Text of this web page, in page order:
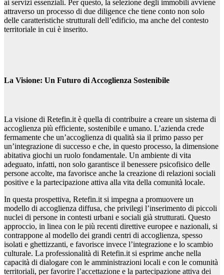
ai servizi essenziali. Per questo, la selezione degli immobili avviene
attraverso un processo di due diligence che tiene conto non solo
delle caratteristiche strutturali dell’edificio, ma anche del contesto
territoriale in cui è inserito.
La Visione: Un Futuro di Accoglienza Sostenibile
La visione di Retefin.it è quella di contribuire a creare un sistema di
accoglienza più efficiente, sostenibile e umano. L’azienda crede
fermamente che un’accoglienza di qualità sia il primo passo per
un’integrazione di successo e che, in questo processo, la dimensione
abitativa giochi un ruolo fondamentale. Un ambiente di vita
adeguato, infatti, non solo garantisce il benessere psicofisico delle
persone accolte, ma favorisce anche la creazione di relazioni sociali
positive e la partecipazione attiva alla vita della comunità locale.
In questa prospettiva, Retefin.it si impegna a promuovere un
modello di accoglienza diffusa, che privilegi l’inserimento di piccoli
nuclei di persone in contesti urbani e sociali già strutturati. Questo
approccio, in linea con le più recenti direttive europee e nazionali, si
contrappone al modello dei grandi centri di accoglienza, spesso
isolati e ghettizzanti, e favorisce invece l’integrazione e lo scambio
culturale. La professionalità di Retefin.it si esprime anche nella
capacità di dialogare con le amministrazioni locali e con le comunità
territoriali, per favorire l’accettazione e la partecipazione attiva dei